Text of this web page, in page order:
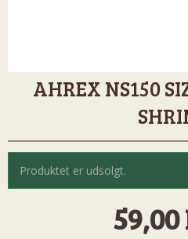
AHREX NS150
Produktet er udsolgt.
59,00